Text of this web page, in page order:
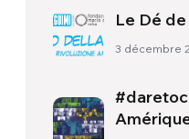
Le Dé
3 décembre